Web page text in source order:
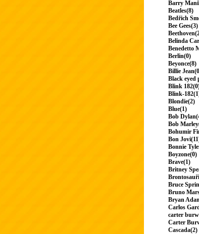
Barry
Beatles(8)
Bedřich
Bee Gees(3)
Belinda
Benedetto
Berlin(0)
Beyonce(8)
Billie
Black eyed
Blink
Blink-
Blondie(2)
Blue(1)
Bob
Bob
Bohumir
Bon
Bonnie
Boyzone(0)
Brave(1)
Britney
Bruce
Bruno
Bryan
Carlos
carter
Carter
Cascada(2)